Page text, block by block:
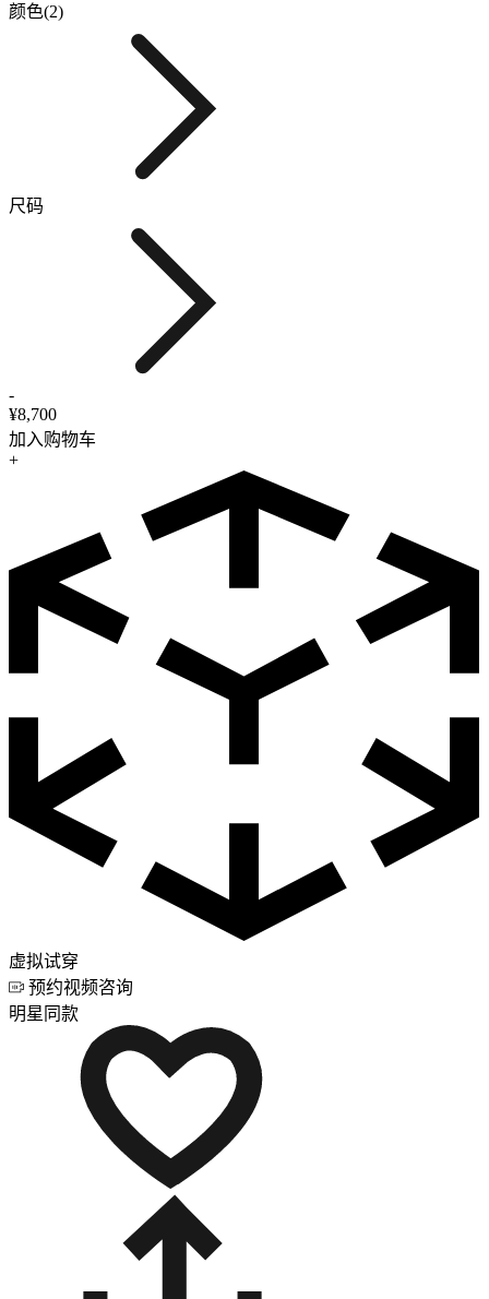
颜色(2)
尺码
-
¥8,700
加入购物车
+
虚拟试穿
预约视频咨询
明星同款